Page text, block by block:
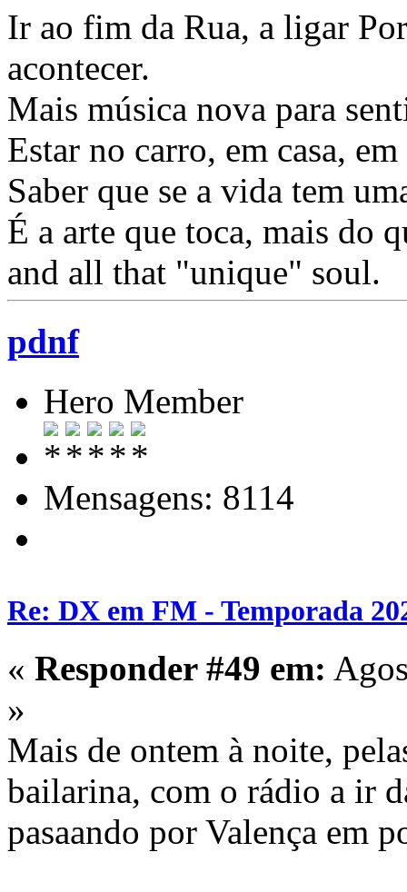
Ir ao fim da Rua, a ligar
acontecer.
Mais música nova para
Estar no carro, em casa,
Saber que se a vida tem
É a arte que toca, mais do
and all that "unique" soul.
pdnf
Hero Member
Mensagens: 8114
Re: DX em FM - Temporada
« Responder #49 em:
»
Mais de ontem à noite,
bailarina, com o rádio a ir
pasaando por Valença em